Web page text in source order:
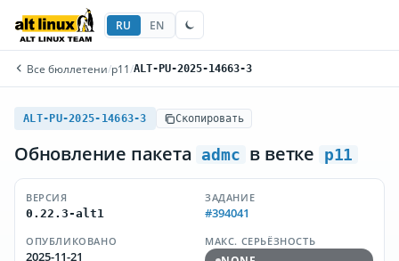
RU EN
Все бюллетени/p11 /ALT-PU-2025-14663-3
ALT-PU-2025-14663-3 Скопировать
Обновление пакета admc в ветке p11
ВЕРСИЯ
0.22.3-alt1
ЗАДАНИЕ
#394041
ОПУБЛИКОВАНО
2025-11-21
МАКС. СЕРЬЁЗНОСТЬ